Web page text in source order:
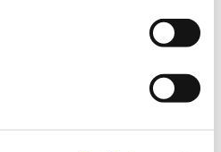
aanvraag voor u
kosten voor